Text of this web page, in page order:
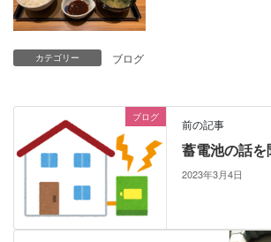
カテゴリー ブログ
ブログ 前の記事
蓄電池の話を
2023年3月4日